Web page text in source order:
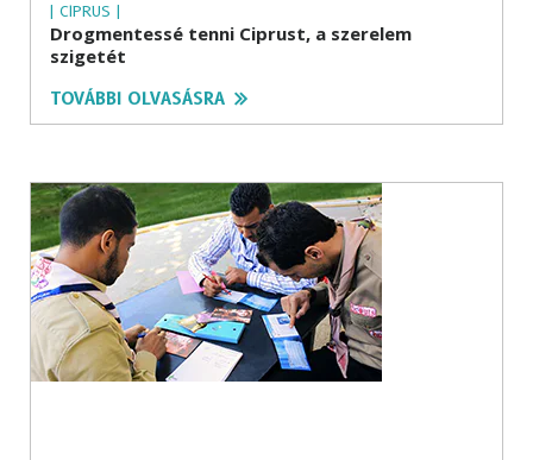
| CIPRUS |
Drogmentessé tenni Ciprust, a szerelem
szigetét
TOVÁBBI OLVASÁSRA